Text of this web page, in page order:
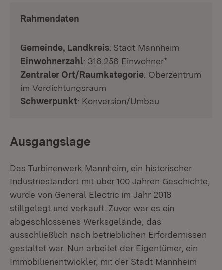
Rahmendaten
Gemeinde, Landkreis: Stadt Mannheim
Einwohnerzahl: 316.256 Einwohner*
Zentraler Ort/Raumkategorie: Oberzentrum
im Verdichtungsraum
Schwerpunkt: Konversion/Umbau
Ausgangslage
Das Turbinenwerk Mannheim, ein historischer
Industriestandort mit über 100 Jahren Geschichte,
wurde von General Electric im Jahr 2018
stillgelegt und verkauft. Zuvor war es ein
abgeschlossenes Werksgelände, das
ausschließlich nach betrieblichen Erfordernissen
gestaltet war. Nun arbeitet der Eigentümer, ein
Immobilienentwickler, mit der Stadt Mannheim